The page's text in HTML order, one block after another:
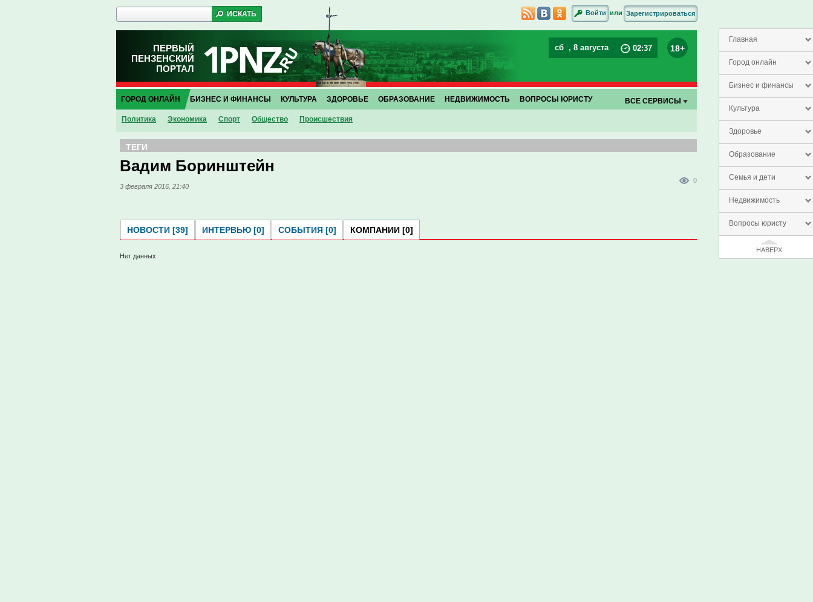
Главная
Город онлайн
Бизнес и финансы
Культура
Здоровье
Образование
Семья и дети
Недвижимость
Вопросы юристу
НАВЕРХ
Войти или Зарегистрироваться
ПЕРВЫЙ
ПЕНЗЕНСКИЙ
ПОРТАЛ
сб , 8 августа 02:37 18+
ГОРОД ОНЛАЙН
Политика Экономика Спорт Общество Проиcшествия
БИЗНЕС И ФИНАНСЫ КУЛЬТУРА ЗДОРОВЬЕ ОБРАЗОВАНИЕ НЕДВИЖИМОСТЬ ВОПРОСЫ ЮРИСТУ ВСЕ СЕРВИСЫ
ТЕГИ
Вадим Боринштейн
3 февраля 2016, 21:40
0
НОВОСТИ [39] ИНТЕРВЬЮ [0] СОБЫТИЯ [0] КОМПАНИИ [0]
Нет данных